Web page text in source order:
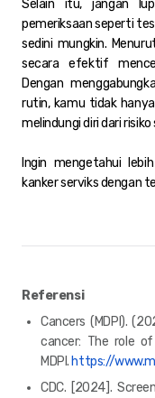
Selain itu, jangan
pemeriksaan seperti
sedini mungkin.
secara efektif
Dengan
rutin, kamu tidak
melindungi diri dari
Ingin mengetahui
kanker serviks dengan
Referensi
Cancers (MDPI).
cancer: The role
MDPI. https://
CDC. [2024].